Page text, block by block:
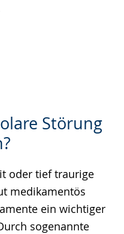
Störung
oder tief traurige
medikamentös
ein wichtiger
sogenannte